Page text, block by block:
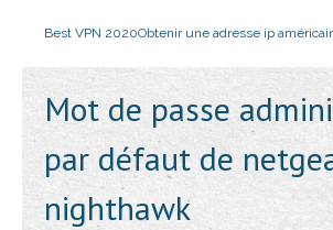
Best VPN 2020Obtenir une adresse ip
Mot de passe
par défaut de
nighthawk